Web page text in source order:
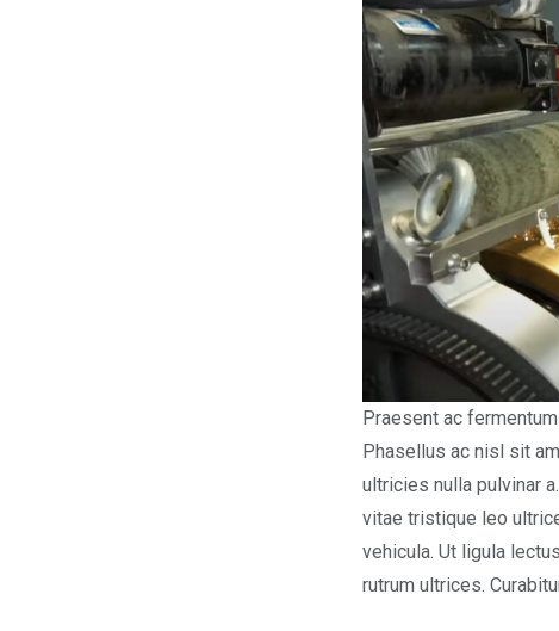
Praesent ac
Phasellus ac nisl sit
ultricies nulla pulvinar
vitae tristique leo
vehicula. Ut ligula
rutrum ultrices.